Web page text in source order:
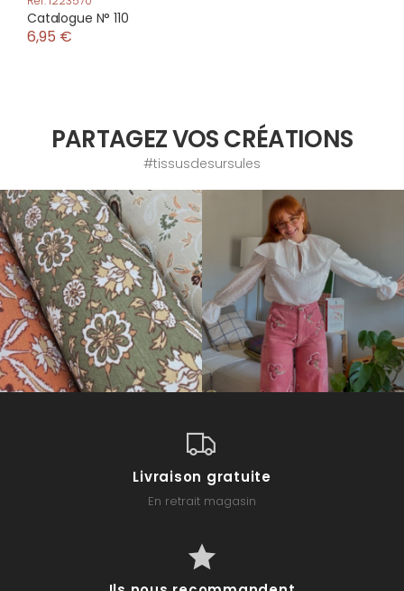
Catalogue N° 110
6,95 €
PARTAGEZ VOS CRÉATIONS
#tissusdesursules
Livraison gratuite
En retrait magasin